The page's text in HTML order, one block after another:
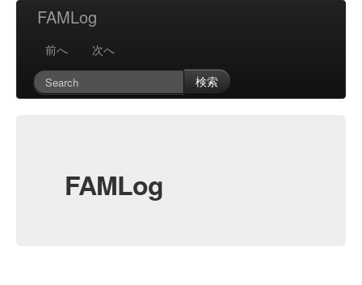
FAMLog
前へ
次へ
検索
FAMLog